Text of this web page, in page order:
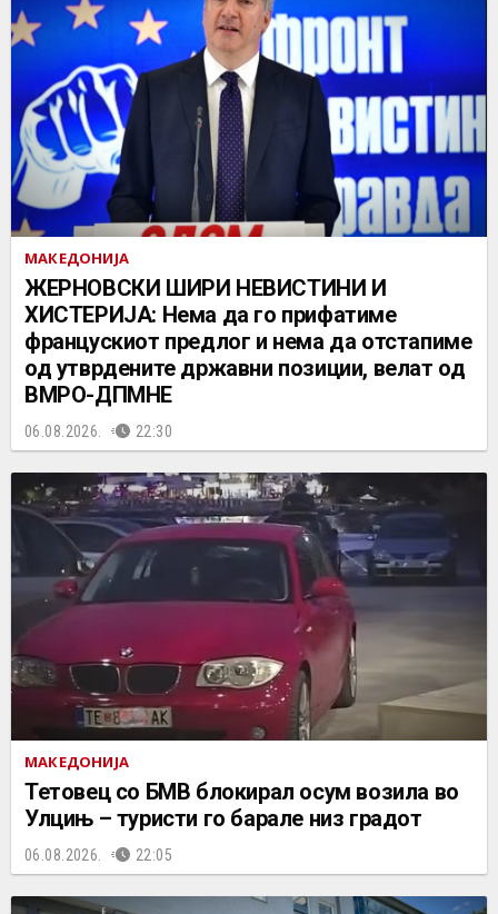
МАКЕДОНИЈА
ЖЕРНОВСКИ ШИРИ НЕВИСТИНИ И
ХИСТЕРИЈА: Нема да го прифатиме
францускиот предлог и нема да отстапиме
од утврдените државни позиции, велат од
ВМРО-ДПМНЕ
06.08.2026. 22:30
МАКЕДОНИЈА
Тетовец со БМВ блокирал осум возила во
Улцињ – туристи го барале низ градот
06.08.2026. 22:05